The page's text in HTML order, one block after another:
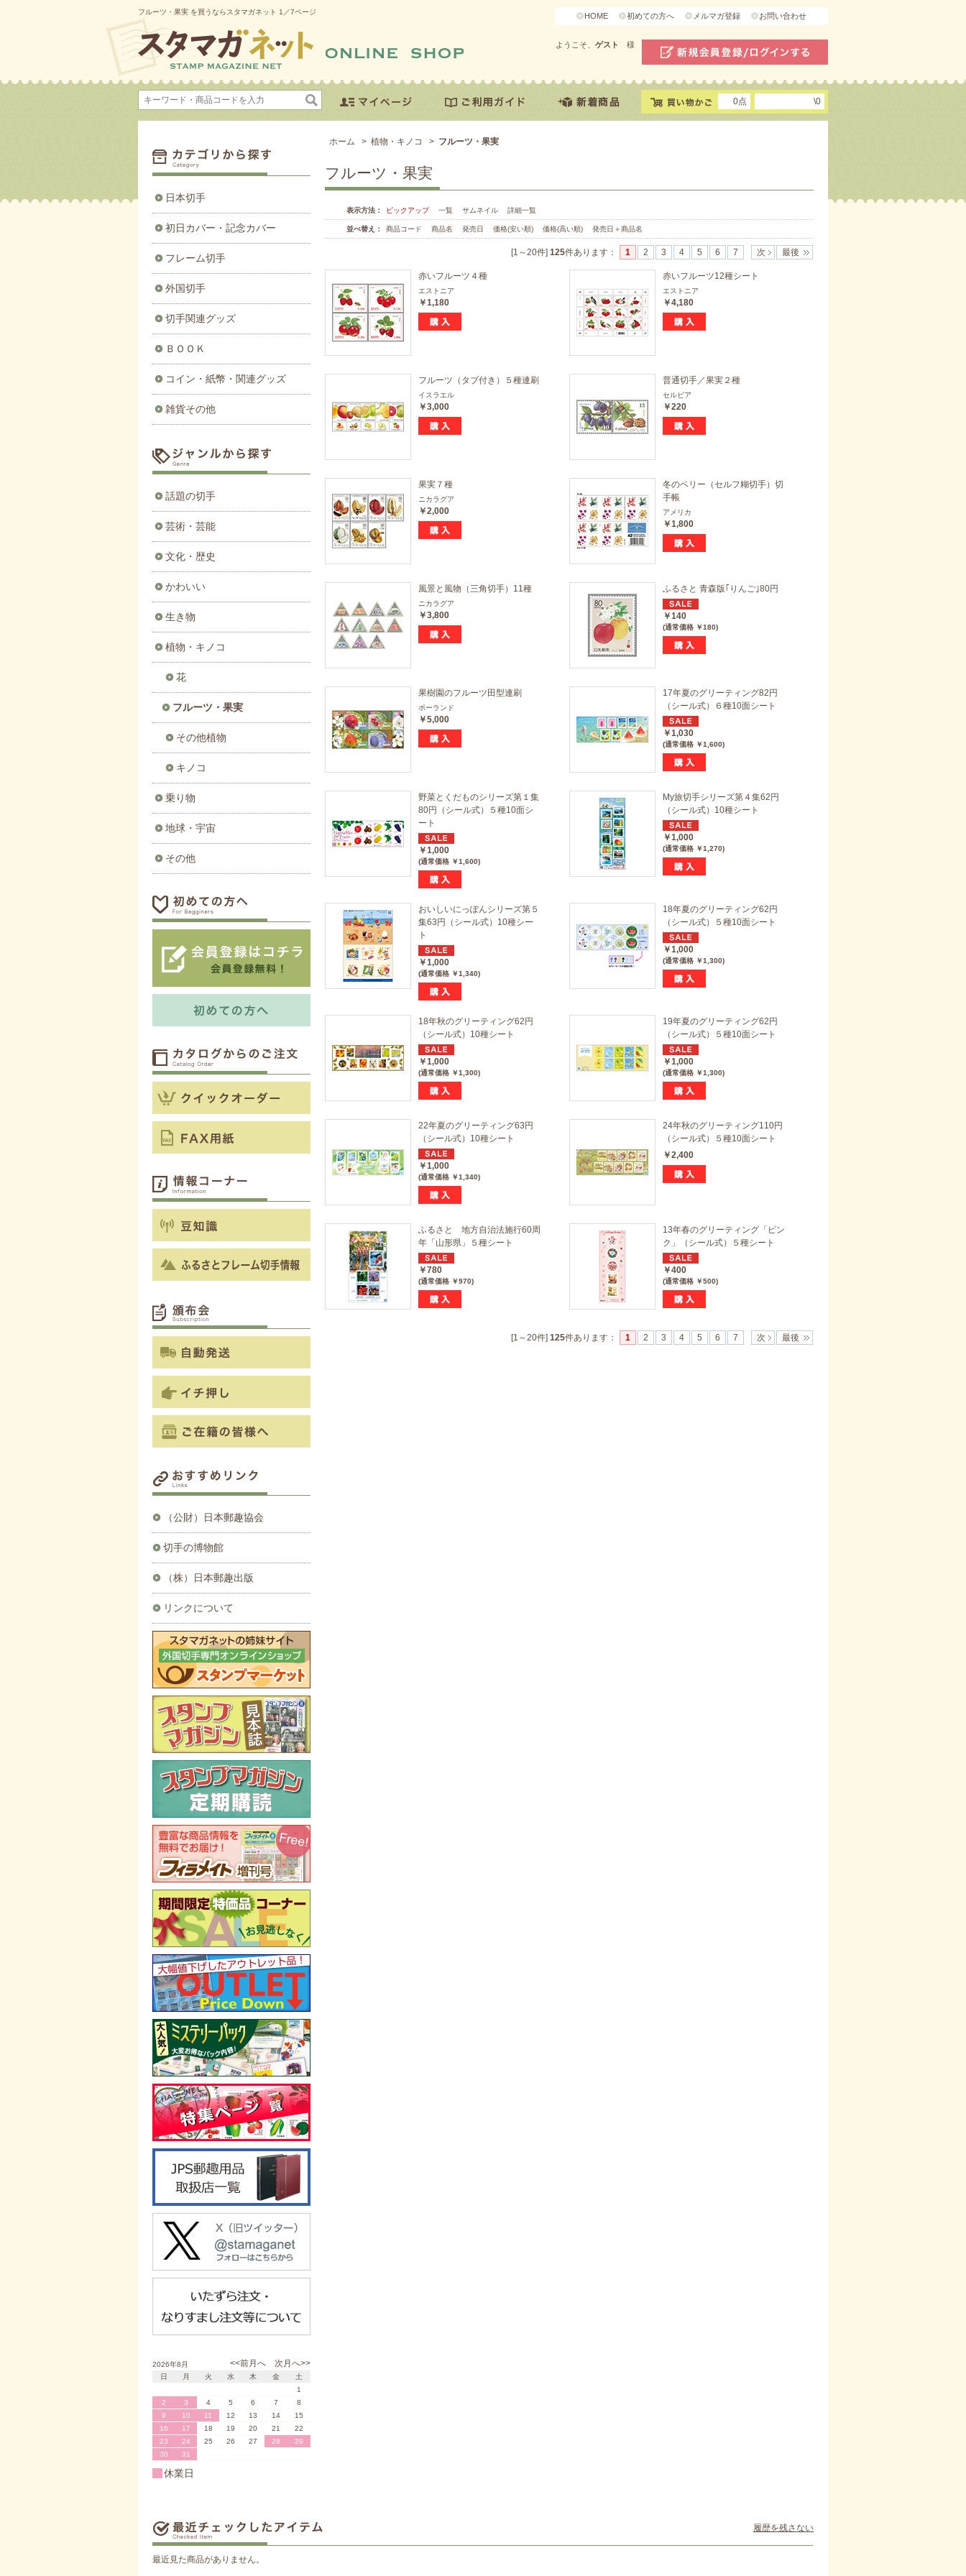
フルーツ・果実 を買うならスタマガネット 1／7ページ HOME 初めての方へ メルマガ登録 お問い合わせ
ようこそ、 ゲスト 様
0点 \0
ホーム > 植物・キノコ > フルーツ・果実
フルーツ・果実
表示方法： ピックアップ 一覧 サムネイル 詳細一覧
並べ替え： 商品コード 商品名 発売日 価格(安い順) 価格(高い順) 発売日＋商品名
[1～20件] 125件あります ： 1 2 3 4 5 6 7 次 最後
赤いフルーツ４種
エストニア
￥1,180
赤いフルーツ12種シート
エストニア
￥4,180
フルーツ（タブ付き）５種連刷
イスラエル
￥3,000
普通切手／果実２種
セルビア
￥220
果実７種
ニカラグア
￥2,000
冬のベリー（セルフ糊切手）切
手帳
アメリカ
￥1,800
風景と風物（三角切手）11種
ニカラグア
￥3,800
ふるさと 青森版｢りんご｣80円
￥140
(通常価格 ￥180)
果樹園のフルーツ田型連刷
ポーランド
￥5,000
17年夏のグリーティング82円
（シール式）６種10面シート
￥1,030
(通常価格 ￥1,600)
野菜とくだものシリーズ第１集
80円（シール式）５種10面シ
ート
￥1,000
(通常価格 ￥1,600)
My旅切手シリーズ第４集62円
（シール式）10種シート
￥1,000
(通常価格 ￥1,270)
おいしいにっぽんシリーズ第５
集63円（シール式）10種シー
ト
￥1,000
(通常価格 ￥1,340)
18年夏のグリーティング62円
（シール式）５種10面シート
￥1,000
(通常価格 ￥1,300)
18年秋のグリーティング62円
（シール式）10種シート
￥1,000
(通常価格 ￥1,300)
19年夏のグリーティング62円
（シール式）５種10面シート
￥1,000
(通常価格 ￥1,300)
22年夏のグリーティング63円
（シール式）10種シート
￥1,000
(通常価格 ￥1,340)
24年秋のグリーティング110円
（シール式）５種10面シート
￥2,400
ふるさと 地方自治法施行60周
年「山形県」５種シート
￥780
(通常価格 ￥970)
13年春のグリーティング「ピン
ク」（シール式）５種シート
￥400
(通常価格 ￥500)
[1～20件] 125件あります ： 1 2 3 4 5 6 7 次 最後
日本切手
初日カバー・記念カバー
フレーム切手
外国切手
切手関連グッズ
ＢＯＯＫ
コイン・紙幣・関連グッズ
雑貨その他
話題の切手
芸術・芸能
文化・歴史
かわいい
生き物
植物・キノコ
花
フルーツ・果実
その他植物
キノコ
乗り物
地球・宇宙
その他
（公財）日本郵趣協会
切手の博物館
（株）日本郵趣出版
リンクについて
<<前月へ 次月へ>>
2026年8月
日
月 火 水 木 金
土
1
2
3 4 5 6 7
8
9
10 11 12 13 14
15
16
17 18 19 20 21
22
23
24 25 26 27 28
29
30
31
休業日
最近見た商品がありません。
履歴を残さない